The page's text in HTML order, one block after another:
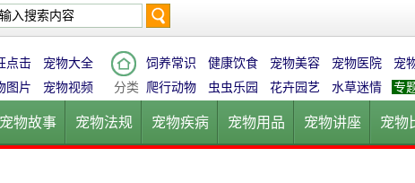
索
点击
宠物大全
图片
宠物视频 分类
饲养常识 健康饮食 宠物美容 宠物医院 宠
爬行动物
虫虫乐园 花卉园艺 水草迷情 专
宠物故事 宠物法规 宠物疾病 宠物用品 宠物讲座 宠物